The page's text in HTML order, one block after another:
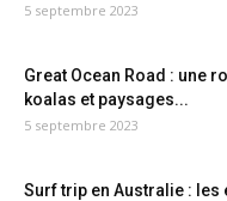
5 septembre 2023
Great Ocean Road : une
koalas et paysages...
5 septembre 2023
Surf trip en Australie : les